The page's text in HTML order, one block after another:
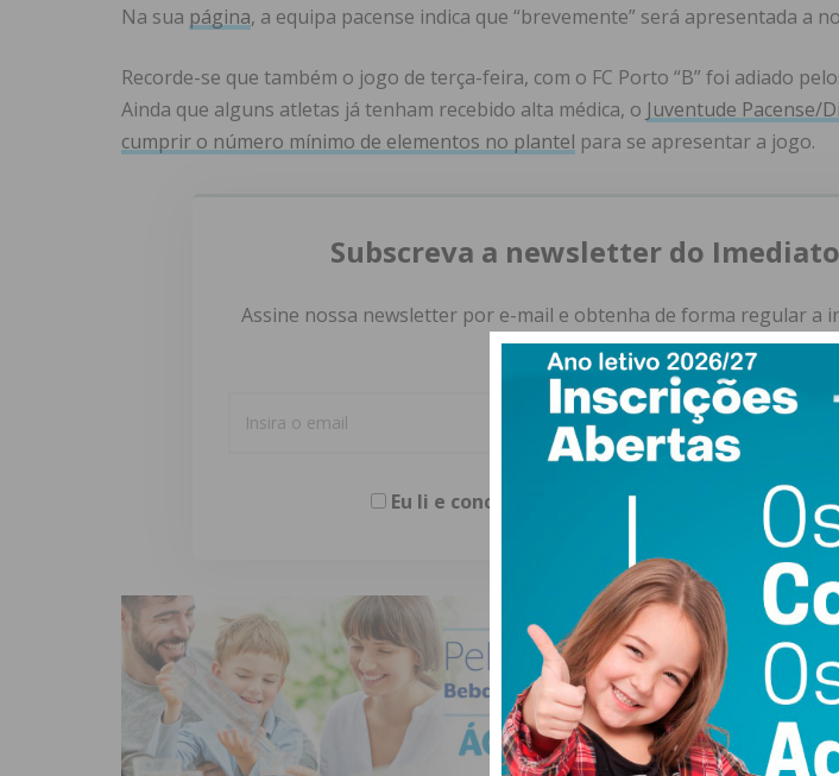
Na sua página, a equipa pacense indica que “brevemente” será apresentada a
Recorde-se que também o jogo de terça-feira, com o FC Porto “B” foi adiado
Ainda que alguns atletas já tenham recebido alta médica, o Juventude Pacense/
cumprir o número mínimo de elementos no plantel para se apresentar a jogo.
Subscreva a newsletter do Imediato
Assine nossa newsletter por e-mail e obtenha de forma regular a
atualizada.
Eu li e concordo com os termos e condições